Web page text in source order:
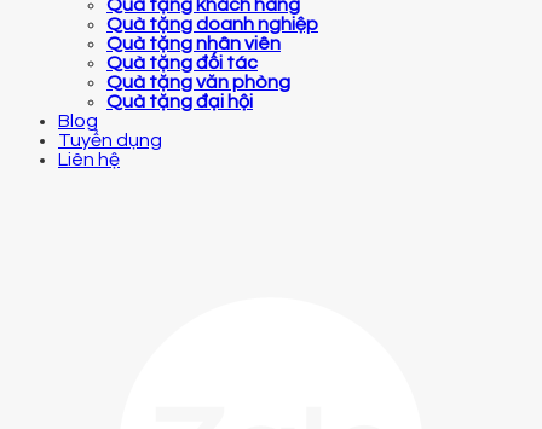
Quà tặng khách hàng
Quà tặng doanh nghiệp
Quà tặng nhân viên
Quà tặng đối tác
Quà tặng văn phòng
Quà tặng đại hội
Blog
Tuyển dụng
Liên hệ